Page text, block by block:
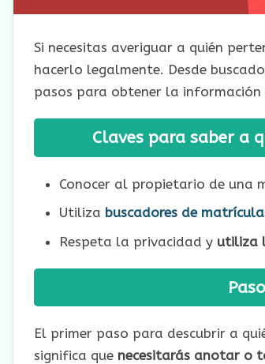
Si necesitas averiguar a quién
hacerlo legalmente. Desde
pasos para obtener la información
Claves para saber a
Conocer al propietario de una
Utiliza buscadores de
Respeta la privacidad y utiliza
El primer paso para descubrir a
significa que necesitarás anotar o